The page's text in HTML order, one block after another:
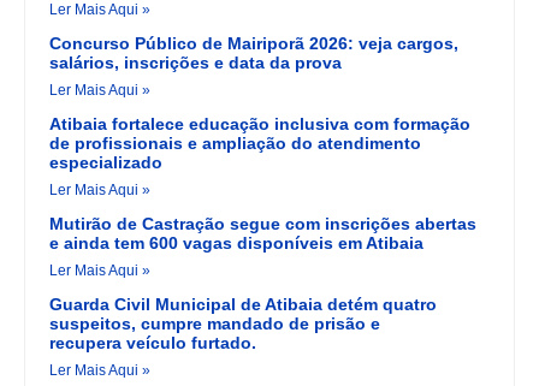
Ler Mais Aqui »
Concurso Público de Mairiporã 2026: veja cargos,
salários, inscrições e data da prova
Ler Mais Aqui »
Atibaia fortalece educação inclusiva com formação
de profissionais e ampliação do atendimento
especializado
Ler Mais Aqui »
Mutirão de Castração segue com inscrições abertas
e ainda tem 600 vagas disponíveis em Atibaia
Ler Mais Aqui »
Guarda Civil Municipal de Atibaia detém quatro
suspeitos, cumpre mandado de prisão e
recupera veículo furtado.
Ler Mais Aqui »